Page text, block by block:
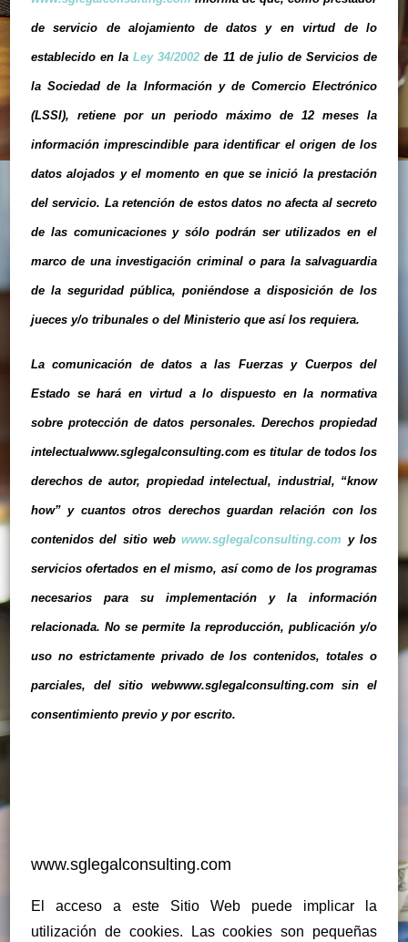
de servicio de alojamiento de datos y en virtud de lo
establecido en laLey 34/2002 de 11 de julio de Servicios de
la Sociedad de la Información y de Comercio Electrónico
(LSSI), retiene por un periodo máximo de 12 meses la
información imprescindible para identificar el origen de los
datos alojados y el momento en que se inició la prestación
del servicio. La retención de estos datos no afecta al secreto
de las comunicaciones y sólo podrán ser utilizados en el
marco de una investigación criminal o para la salvaguardia
de la seguridad pública, poniéndose a disposición de los
jueces y/o tribunales o del Ministerio que así los requiera.
La comunicación de datos a las Fuerzas y Cuerpos del
Estado se hará en virtud a lo dispuesto en la normativa
sobre protección de datos personales. Derechos propiedad
intelectualwww.sglegalconsulting.com es titular de todos los
derechos de autor, propiedad intelectual, industrial, “know
how” y cuantos otros derechos guardan relación con los
contenidos del sitio webwww.sglegalconsulting.com y los
servicios ofertados en el mismo, así como de los programas
necesarios para su implementación y la información
relacionada. No se permite la reproducción, publicación y/o
uso no estrictamente privado de los contenidos, totales o
parciales, del sitio webwww.sglegalconsulting.com sin el
consentimiento previo y por escrito.
www.sglegalconsulting.com
El acceso a este Sitio Web puede implicar la
utilización de cookies. Las cookies son pequeñas